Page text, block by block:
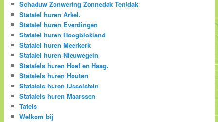
Schaduw Zonwering Zonnedak Tentdak
Statafel huren Arkel.
Statafel huren Everdingen
Statafel huren Hoogblokland
Statafel huren Meerkerk
Statafel huren Nieuwegein
Statafels huren Hoef en Haag.
Statafels huren Houten
Statafels huren IJsselstein
Statafels huren Maarssen
Tafels
Welkom bij